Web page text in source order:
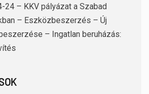
24 – KKV pályázat a Szabad
– Eszközbeszerzés – Új
– Ingatlan beruházás: